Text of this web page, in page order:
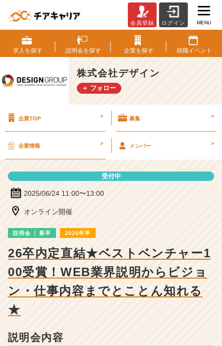
式
会
社
デ
ザ
イ
明
細
|
ベ
ン
成
長
企
業
か
ら
ス
会員登録 ログイン MENU
求人を探す 説明会を探す 企業を探す 就職イベント
株式会社デザイン
＋ フォロー
企業TOP > 募集 >
企業情報 > メンバー >
受付中
2025/06/24 11:00〜13:00
オンライン開催
説明会 新卒 2026年卒
26卒内定直結★ベストベンチャー1
00受賞！WEB業界説明からビジョ
ン・仕事内容までとことん知れる
★
説明会内容